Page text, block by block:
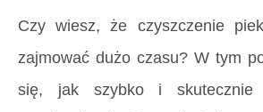
Czy wiesz, że czyszczenie
zajmować dużo czasu? W tym
się, jak szybko i skutecznie